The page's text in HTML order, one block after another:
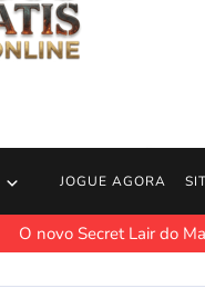
JOGUE AGORA
O novo Secret Lair do